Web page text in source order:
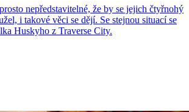
nepředstavitelné, že by se jejich čtyřnohý
i takové věci se dějí. Se stejnou situací se
Huskyho z Traverse City.